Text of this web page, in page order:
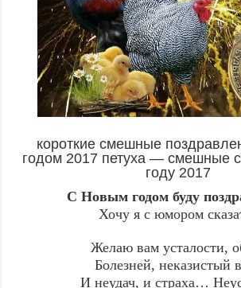
короткие смешные
годом 2017 петуха — смешные
году 2017
С Новым годом буду
Хочу я с юмором
Желаю вам усталости,
Болезней, неказистый
И неудач, и страха…